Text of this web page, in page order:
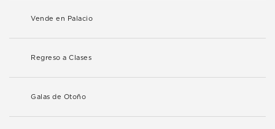
Vende en Palacio
Regreso a Clases
Galas de Otoño